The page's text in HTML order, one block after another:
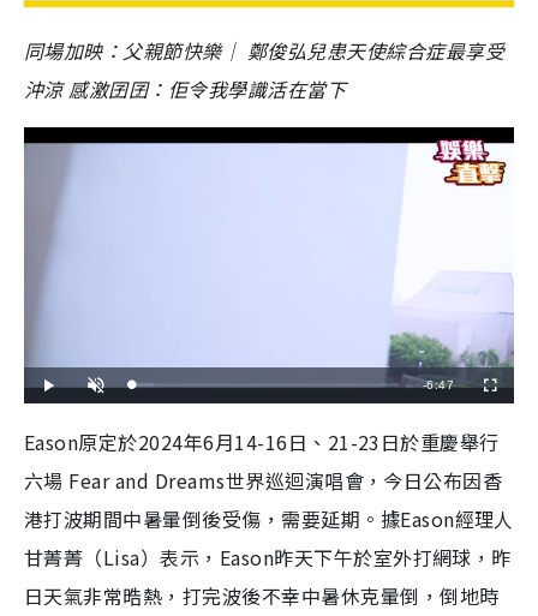
同場加映：父親節快樂｜ 鄭俊弘兒患天使綜合症最享受
沖涼 感激囝囝：佢令我學識活在當下
P
l
U
n
t
e
L
o
e
d
7
.
6
%
R
m
a
i
n
-6:47
F
u
s
c
e
e
Eason原定於2024年6月14-16日、21-23日於重慶舉行
六場 Fear and Dreams世界巡迴演唱會，今日公布因香
港打波期間中暑暈倒後受傷，需要延期。據Eason經理人
甘菁菁（Lisa）表示，Eason昨天下午於室外打網球，昨
日天氣非常晧熱，打完波後不幸中暑休克暈倒，倒地時